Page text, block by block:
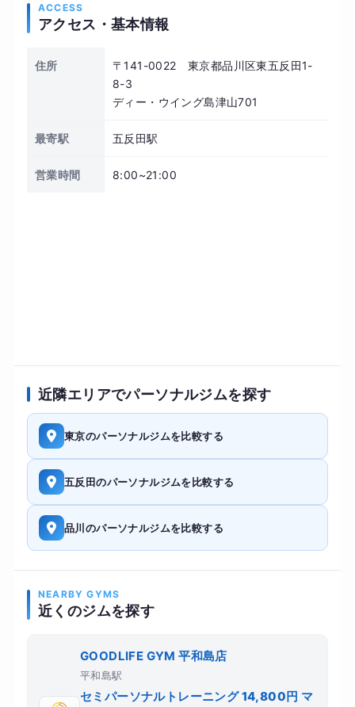
ACCESS
アクセス・基本情報
住所
〒141-0022 東京都品川区東五反田1-
8-3
ディー・ウイング島津山701
最寄駅 五反田駅
営業時間 8:00~21:00
近隣エリアでパーソナルジムを探す
東京のパーソナルジムを比較する
五反田のパーソナルジムを比較する
品川のパーソナルジムを比較する
NEARBY GYMS
近くのジムを探す
GOODLIFE GYM 平和島店
平和島駅
セミパーソナルトレーニング 14,800円 マ